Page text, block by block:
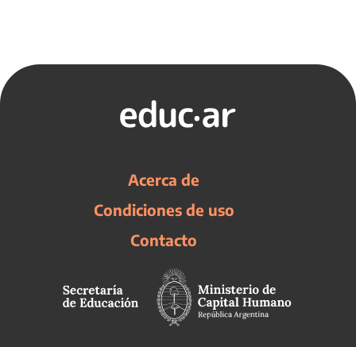
Acerca de
Condiciones de uso
Contacto